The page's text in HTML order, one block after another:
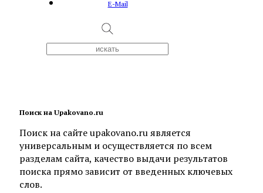
E-Mail
Поиск на Upakovano.ru
Поиск на сайте upakovano.ru является
универсальным и осуществляется по всем
разделам сайта, качество выдачи результатов
поиска прямо зависит от введенных ключевых
слов.